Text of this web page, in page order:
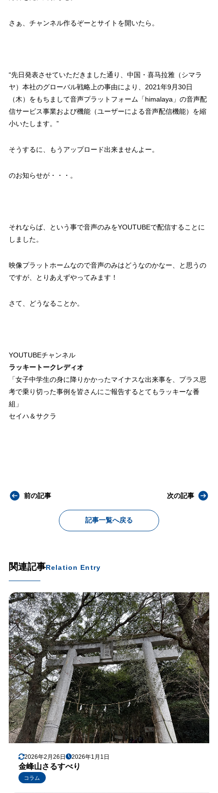
さぁ、チャンネル作るぞーとサイトを開いたら。
“先日発表させていただきました通り、中国・喜马拉雅（シマラ
ヤ）本社のグローバル戦略上の事由により、2021年9月30日
（木）をもちまして音声プラットフォーム「himalaya」の音声配
信サービス事業および機能（ユーザーによる音声配信機能）を縮
小いたします。”
そうするに、もうアップロード出来ませんよー。
のお知らせが・・・。
それならば、という事で音声のみをYOUTUBEで配信することに
しました。
映像プラットホームなので音声のみはどうなのかなー、と思うの
ですが、とりあえずやってみます！
さて、どうなることか。
YOUTUBEチャンネル
ラッキートークレディオ
「女子中学生の身に降りかかったマイナスな出来事を、プラス思
考で乗り切った事例を皆さんにご報告するとてもラッキーな番
組」
セイハ＆サクラ
前の記事
記事一覧へ戻る
次の記事
関連記事Relation Entry
2026年2月26日 2026年1月1日
金峰山さるすべり
コラム